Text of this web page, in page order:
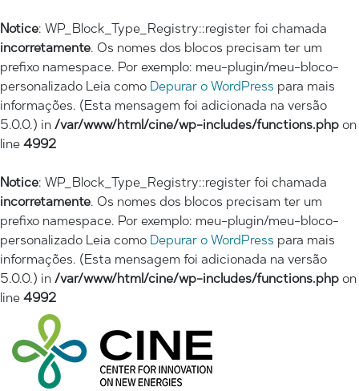
Notice: WP_Block_Type_Registry::register foi chamada
incorretamente. Os nomes dos blocos precisam ter um
prefixo namespace. Por exemplo: meu-plugin/meu-bloco-
personalizado Leia como Depurar o WordPress para mais
informações. (Esta mensagem foi adicionada na versão
5.0.0.) in /var/www/html/cine/wp-includes/functions.php on
line 4992
Notice: WP_Block_Type_Registry::register foi chamada
incorretamente. Os nomes dos blocos precisam ter um
prefixo namespace. Por exemplo: meu-plugin/meu-bloco-
personalizado Leia como Depurar o WordPress para mais
informações. (Esta mensagem foi adicionada na versão
5.0.0.) in /var/www/html/cine/wp-includes/functions.php on
line 4992